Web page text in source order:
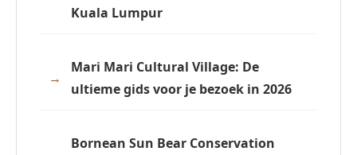
Kuala Lumpur
Mari Mari Cultural Village: De
ultieme gids voor je bezoek in 2026
Bornean Sun Bear Conservation